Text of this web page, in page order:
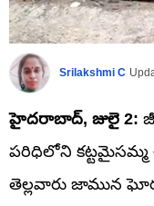
Srilakshmi C
హైదరాబాద్‌, జులై 2:
పరిధిలోని కట్టమైసమ్మ
తెల్లవారు జామున ఘోర